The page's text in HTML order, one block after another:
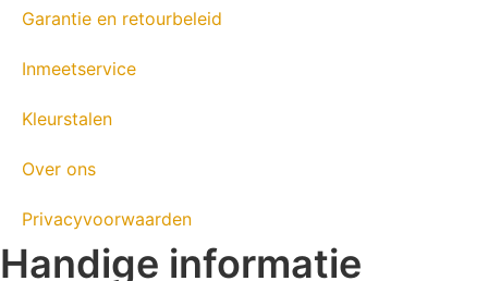
Garantie en retourbeleid
Inmeetservice
Kleurstalen
Over ons
Privacyvoorwaarden
Handige informatie